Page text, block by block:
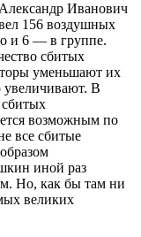
Иванович
156 воздушных
и 6 — в группе.
сбитых
уменьшают их
увеличивают. В
сбитых
возможным по
все сбитые
иной раз
Но, как бы там ни
великих